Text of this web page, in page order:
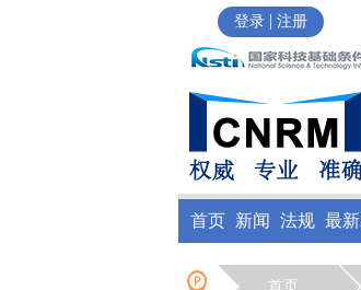
登录 | 注册
首页 新闻 法规 最
首页